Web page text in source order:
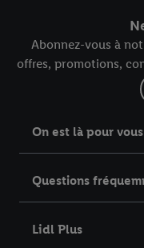
Abonnez-vous à
offres, promotions,
On est là pour
Questions
Lidl Plus